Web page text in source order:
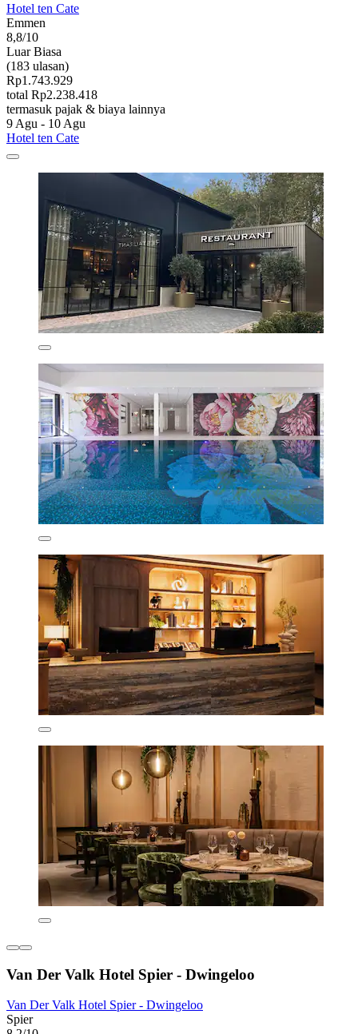
Hotel ten Cate
Emmen
8,8/10
Luar Biasa
(183 ulasan)
Rp1.743.929
total Rp2.238.418
termasuk pajak & biaya lainnya
9 Agu - 10 Agu
Hotel ten Cate
Van Der Valk Hotel Spier - Dwingeloo
Van Der Valk Hotel Spier - Dwingeloo
Spier